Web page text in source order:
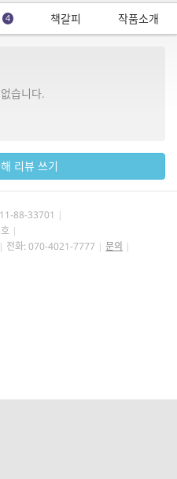
4 책갈피 작품소개
습니다.
리뷰 쓰기
88-33701
전화: 070-4021-7777
문의